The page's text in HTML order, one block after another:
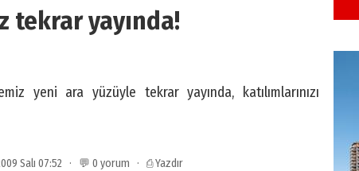
tekrar yayında!
yeni ara yüzüyle tekrar yayında, katılımlarınızı
Salı 07:52 · 💬 0 yorum · ⎙ Yazdır